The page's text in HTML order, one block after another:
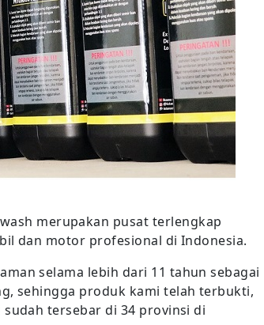
merupakan pusat terlengkap
dan motor profesional di Indonesia.
selama lebih dari 11 tahun sebagai
sehingga produk kami telah terbukti,
tersebar di 34 provinsi di